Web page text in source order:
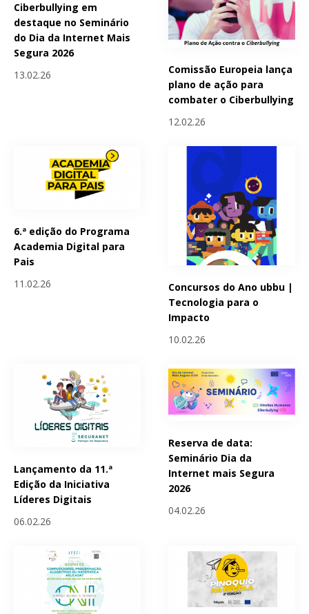
Ciberbullying em
destaque no Seminário
do Dia da Internet Mais
Segura 2026
13.02.26
Comissão Europeia lança
plano de ação para
combater o Ciberbullying
12.02.26
6.ª edição do Programa
Academia Digital para
Pais
11.02.26
Concursos do Ano ubbu |
Tecnologia para o
Impacto
10.02.26
Lançamento da 11.ª
Edição da Iniciativa
Líderes Digitais
06.02.26
Reserva de data:
Seminário Dia da
Internet mais Segura
2026
04.02.26